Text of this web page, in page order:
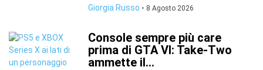
Giorgia Russo - 8 Agosto 2026
Console sempre più care
prima di GTA VI: Take-Two
ammette il...